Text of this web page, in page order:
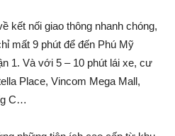
kết nối giao thông nhanh chóng,
mất 9 phút để đến Phú Mỹ
1. Và với 5 – 10 phút lái xe, cư
Place, Vincom Mega Mall,
C…